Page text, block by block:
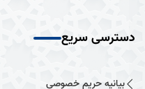
دسترسی سریع
بیانیه حریم خصوصی